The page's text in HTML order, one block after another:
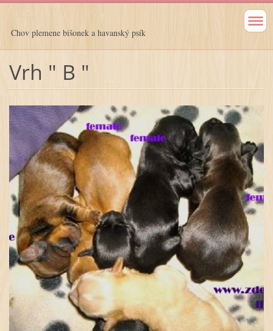
Chov plemene bišonek a havanský psík
Vrh " B "